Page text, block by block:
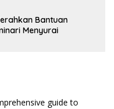
Bantuan
Menyurai
guide to